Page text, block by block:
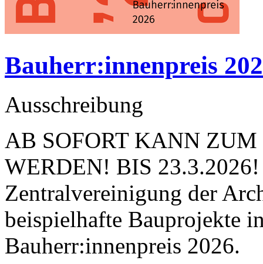
Bauherr:innenpreis
Ausschreibung
AB SOFORT KANN
WERDEN! BIS 23.3.2026!
Zentralvereinigung der
beispielhafte Bauprojekte
Bauherr:innenpreis 2026.